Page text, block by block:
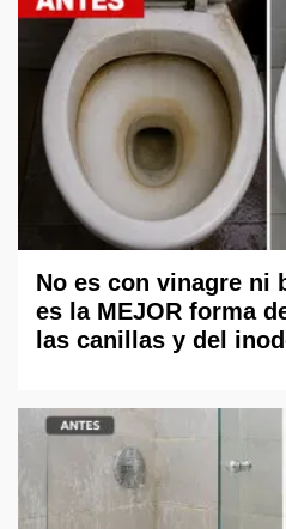
No es con vinagre ni
es la MEJOR forma
las canillas y del